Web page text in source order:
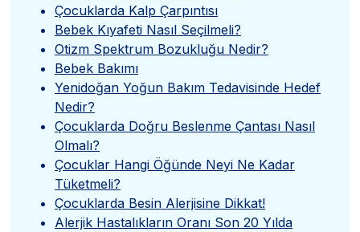
Çocuklarda Kalp Çarpıntısı
Bebek Kıyafeti Nasıl Seçilmeli?
Otizm Spektrum Bozukluğu Nedir?
Bebek Bakımı
Yenidoğan Yoğun Bakım Tedavisinde Hedef
Nedir?
Çocuklarda Doğru Beslenme Çantası Nasıl
Olmalı?
Çocuklar Hangi Öğünde Neyi Ne Kadar
Tüketmeli?
Çocuklarda Besin Alerjisine Dikkat!
Alerjik Hastalıkların Oranı Son 20 Yılda